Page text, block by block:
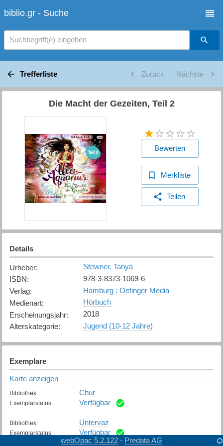
biblio.gr - Suche
Suchbegriff(e) eingeben
Trefferliste Zurück Nächste
Die Macht der Gezeiten, Teil 2
Bewerten
Merkliste
Teilen
Details
Urheber:
Stewner, Tanya
ISBN:
978-3-8373-1069-6
Verlag:
Hamburg : Oetinger Media
Medienart:
Hörbuch
Erscheinungsjahr:
2018
Alterskategorie: Jugend (10-12 Jahre)
Exemplare
Karte anzeigen
Bibliothek: Chur
Exemplarstatus: Verfügbar
Bibliothek: Untervaz
Exemplarstatus:
Verfügbar
webOpac 5.2.122 - Predata AG